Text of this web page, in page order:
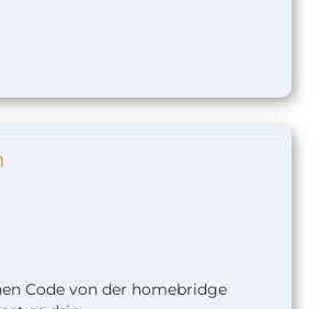
Code von der homebridge